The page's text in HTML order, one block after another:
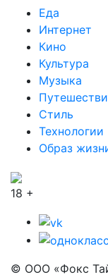
Еда
Интернет
Кино
Культура
Музыка
Стиль
Технологии
Образ
18 +
© ООО «Фокс